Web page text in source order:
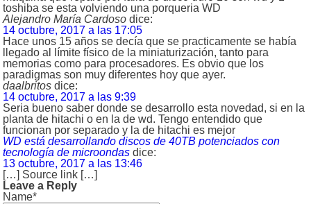
toshiba se esta volviendo una porqueria WD
Alejandro María Cardoso dice:
14 octubre, 2017 a las 17:05
Hace unos 15 años se decía que se practicamente se había
llegado al límite físico de la miniaturización, tanto para
memorias como para procesadores. Es obvio que los
paradigmas son muy diferentes hoy que ayer.
daalbritos dice:
14 octubre, 2017 a las 9:39
Seria bueno saber donde se desarrollo esta novedad, si en la
planta de hitachi o en la de wd. Tengo entendido que
funcionan por separado y la de hitachi es mejor
WD está desarrollando discos de 40TB potenciados con
tecnología de microondas dice:
13 octubre, 2017 a las 13:46
[…] Source link […]
Leave a Reply
Name*